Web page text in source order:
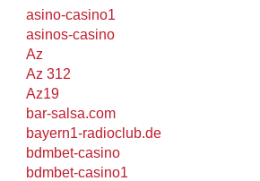
asino-casino1
asinos-casino
Az
Az 312
Az19
bar-salsa.com
bayern1-radioclub.de
bdmbet-casino
bdmbet-casino1